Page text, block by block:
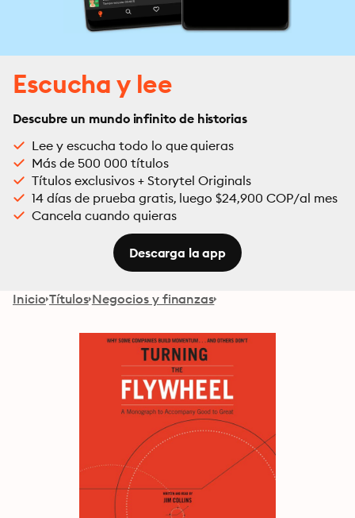
Escucha y lee
Descubre un mundo infinito de historias
Lee y escucha todo lo que quieras
Más de 500 000 títulos
Títulos exclusivos + Storytel Originals
14 días de prueba gratis, luego $24,900 COP/al mes
Cancela cuando quieras
Descarga la app
Inicio Títulos Negocios y finanzas